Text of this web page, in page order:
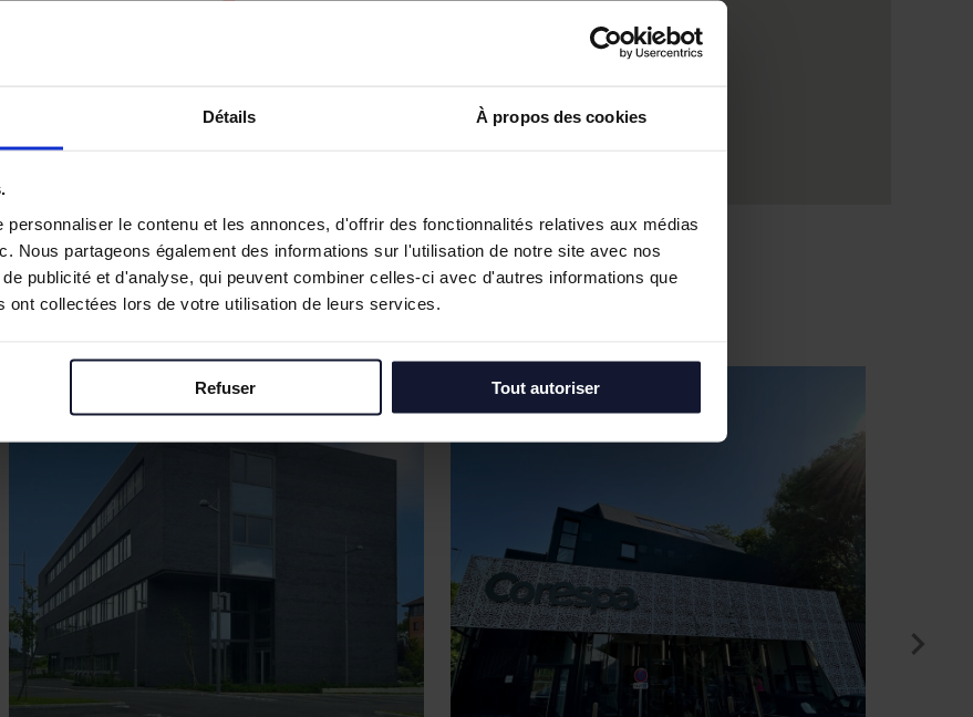
Détails À propos des cookies
personnaliser le contenu et les annonces, d'offrir des fonctionnalités relatives aux médias
Nous partageons également des informations sur l'utilisation de notre site avec nos
publicité et d'analyse, qui peuvent combiner celles-ci avec d'autres informations que
ont collectées lors de votre utilisation de leurs services.
Refuser Tout autoriser